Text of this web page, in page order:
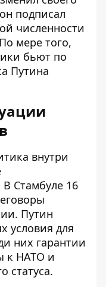
подписал
численности
мере того,
бьют по
Путина
внутри
Стамбуле 16
Путин
условия для
них гарантии
к НАТО и
статуса.